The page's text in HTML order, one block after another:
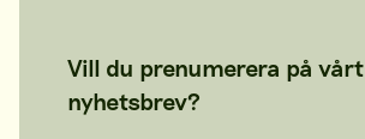
Vill du prenumerera på vårt
nyhetsbrev?